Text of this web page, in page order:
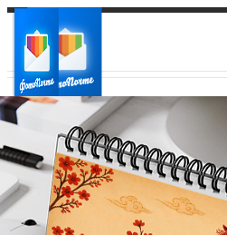
Ваш город:
Ваш регион доставки
Выберите из списка: